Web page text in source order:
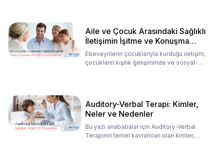
Aile ve Çocuk Arasındaki Sağlıklı
İletişimin İşitme ve Konuşma
Rehabilitasyonundaki Rolü
Ebeveynlerin çocuklarıyla kurduğu iletişim,
çocukların kişilik gelişiminde ve sosyal-
Auditory-Verbal Terapi: Kimler,
Neler ve Nedenler
Bu yazı anababalar için Auditory-Verbal
Terapinin temel kavramları olan kimler,